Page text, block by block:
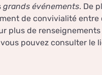
grands événements. De
de convivialité entre
plus de
vous pouvez consulter le